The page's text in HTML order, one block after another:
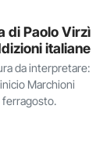
di Paolo Virzì
italiane
da interpretare:
Marchioni
ferragosto.